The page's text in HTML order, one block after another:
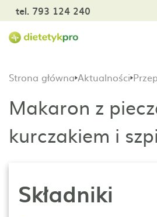
tel. 793 124 240
Strona główna Aktualności
Makaron z
kurczakiem i
Składniki